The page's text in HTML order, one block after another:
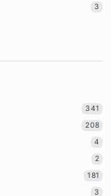
3
341
208
4
2
181
3